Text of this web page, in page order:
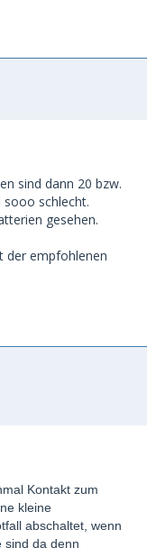
sind dann 20 bzw.
sooo schlecht.
gesehen.
der empfohlenen
Kontakt zum
kleine
abschaltet, wenn
sind da denn